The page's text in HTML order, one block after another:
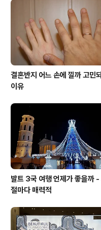
결혼반지 어느 손에 낄까 고민
이유
발트 3국 여행 언제가 좋을까 -
절마다 매력적